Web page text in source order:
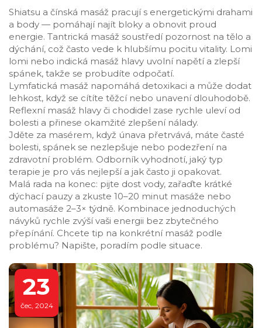
Shiatsu a čínská masáž pracují s energetickými drahami
a body — pomáhají najít bloky a obnovit proud
energie. Tantrická masáž soustředí pozornost na tělo a
dýchání, což často vede k hlubšímu pocitu vitality. Lomi
lomi nebo indická masáž hlavy uvolní napětí a zlepší
spánek, takže se probudíte odpočatí.
Lymfatická masáž napomáhá detoxikaci a může dodat
lehkost, když se cítíte těžcí nebo unavení dlouhodobě.
Reflexní masáž hlavy či chodidel zase rychle uleví od
bolesti a přinese okamžité zlepšení nálady.
Jděte za masérem, když únava přetrvává, máte časté
bolesti, spánek se nezlepšuje nebo podezření na
zdravotní problém. Odborník vyhodnotí, jaký typ
terapie je pro vás nejlepší a jak často ji opakovat.
Malá rada na konec: pijte dost vody, zařaďte krátké
dýchací pauzy a zkuste 10–20 minut masáže nebo
automasáže 2–3× týdně. Kombinace jednoduchých
návyků rychle zvýší vaši energii bez zbytečného
přepínání. Chcete tip na konkrétní masáž podle
problému? Napište, poradím podle situace.
23
čec, 2024